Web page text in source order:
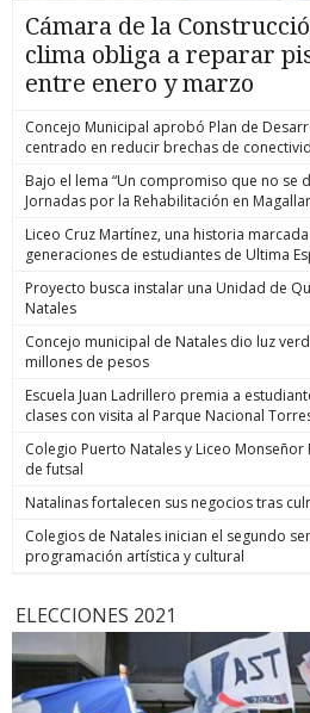
Cámara de la
clima obliga a reparar
entre enero y marzo
Concejo Municipal aprobó Plan de
centrado en reducir brechas de
Bajo el lema “Un compromiso que no se
Jornadas por la Rehabilitación en
Liceo Cruz Martínez, una historia
generaciones de estudiantes de Ultima
Proyecto busca instalar una Unidad de
Natales
Concejo municipal de Natales dio luz
millones de pesos
Escuela Juan Ladrillero premia a
clases con visita al Parque Nacional
Colegio Puerto Natales y Liceo
de futsal
Natalinas fortalecen sus negocios tras
Colegios de Natales inician el segundo
programación artística y cultural
ELECCIONES 2021